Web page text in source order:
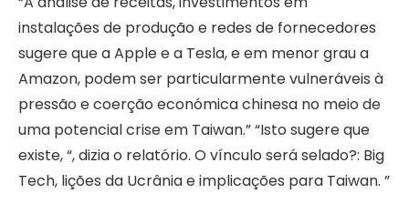
instalações de produção e redes de fornecedores
sugere que a Apple e a Tesla, e em menor grau a
Amazon, podem ser particularmente vulneráveis ​​à
pressão e coerção económica chinesa no meio de
uma potencial crise em Taiwan.” “Isto sugere que
existe, “, dizia o relatório. O vínculo será selado?: Big
Tech, lições da Ucrânia e implicações para Taiwan. ”